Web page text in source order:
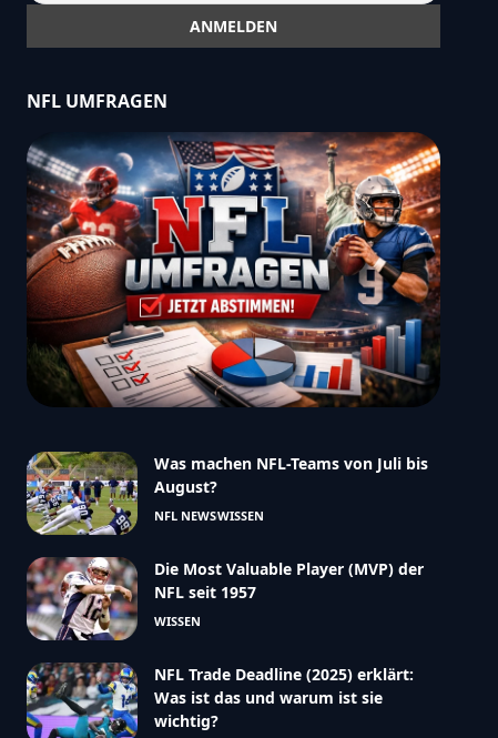
NFL UMFRAGEN
Was machen NFL-Teams von Juli bis
August?
NFL NEWSWISSEN
Die Most Valuable Player (MVP) der
NFL seit 1957
WISSEN
NFL Trade Deadline (2025) erklärt:
Was ist das und warum ist sie
wichtig?